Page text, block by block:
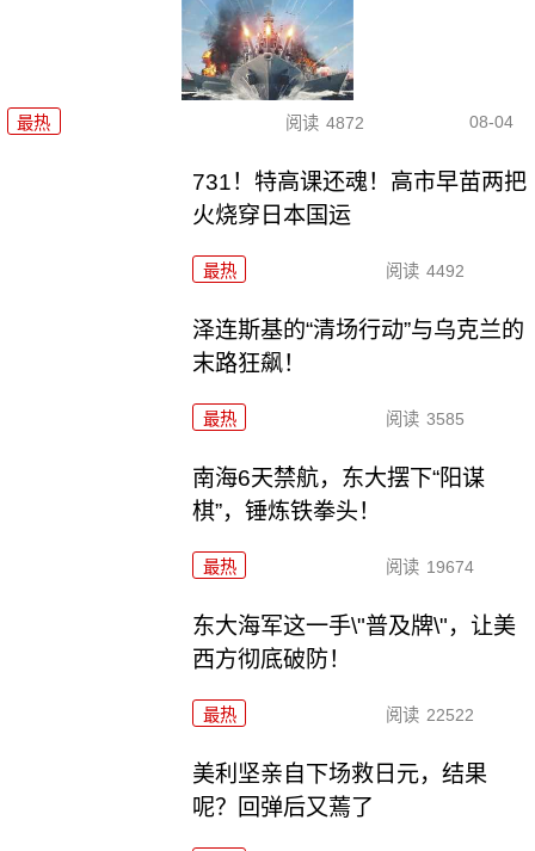
最热 阅读 4872 08-04
731！特高课还魂！高市早苗两把
火烧穿日本国运
最热 阅读 4492
泽连斯基的“清场行动”与乌克兰的
末路狂飙！
最热 阅读 3585
南海6天禁航，东大摆下“阳谋
棋”，锤炼铁拳头！
最热 阅读 19674
东大海军这一手\"普及牌\"，让美
西方彻底破防！
最热 阅读 22522
美利坚亲自下场救日元，结果
呢？回弹后又蔫了